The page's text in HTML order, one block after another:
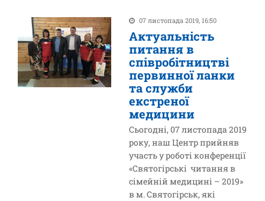
07 листопада 2019, 16:50
Актуальність
питання в
співробітництві
первинної ланки
та служби
екстреної
медицини
Сьогодні, 07 листопада 2019
року, наш Центр прийняв
участь у роботі конференції
«Святогірські читання в
сімейній медицині – 2019»
в м. Святогірськ, які